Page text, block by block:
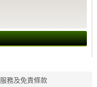
服務及免責條款